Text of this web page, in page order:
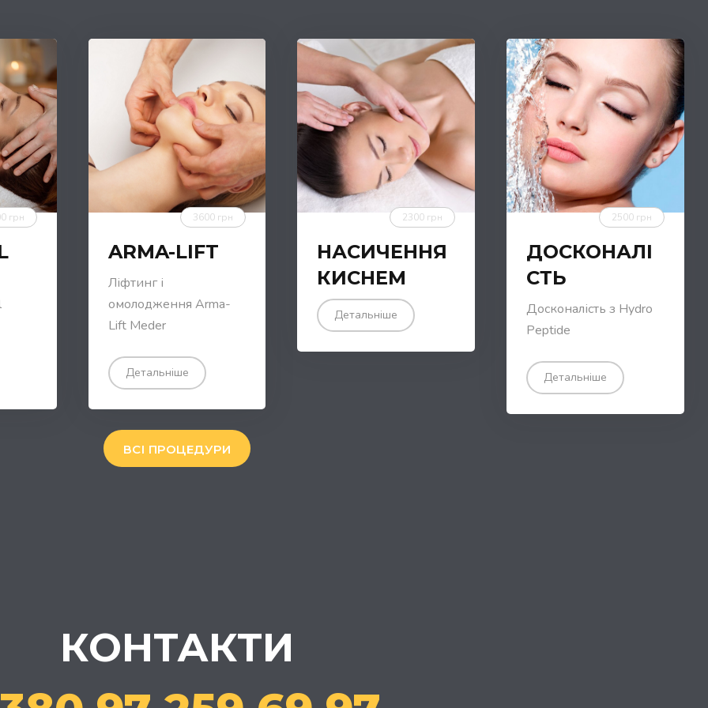
грн 3600 грн
ARMA-LIFT
Ліфтинг і
омолодження Arma-
Lift Meder
Детальніше
2300 грн
НАСИЧЕННЯ
КИСНЕМ
Детальніше
2500 грн
ДОСКОНАЛІ
СТЬ
Досконалість з Hydro
Peptide
Детальніше
ВСІ ПРОЦЕДУРИ
КОНТАКТИ